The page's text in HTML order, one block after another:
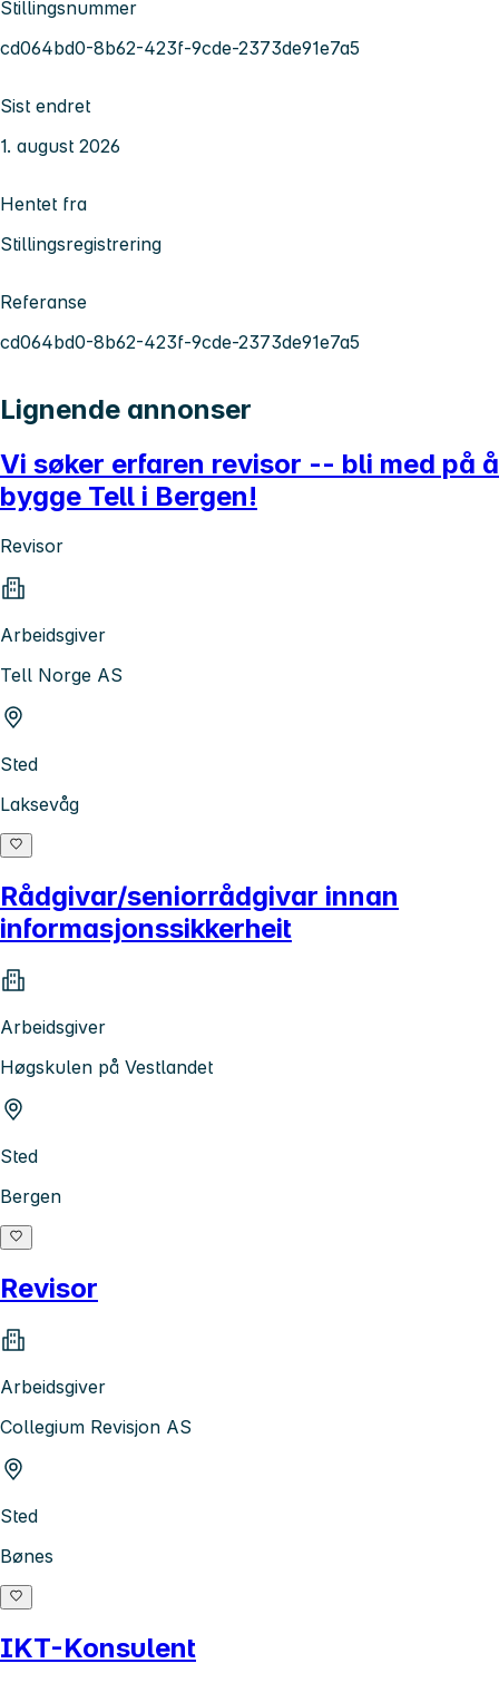
Stillingsnummer
cd064bd0-8b62-423f-9cde-2373de91e7a5
Sist endret
1. august 2026
Hentet fra
Stillingsregistrering
Referanse
cd064bd0-8b62-423f-9cde-2373de91e7a5
Lignende annonser
Vi søker erfaren revisor -- bli med på å
bygge Tell i Bergen!
Revisor
Arbeidsgiver
Tell Norge AS
Sted
Laksevåg
Rådgivar/seniorrådgivar innan
informasjonssikkerheit
Arbeidsgiver
Høgskulen på Vestlandet
Sted
Bergen
Revisor
Arbeidsgiver
Collegium Revisjon AS
Sted
Bønes
IKT-Konsulent